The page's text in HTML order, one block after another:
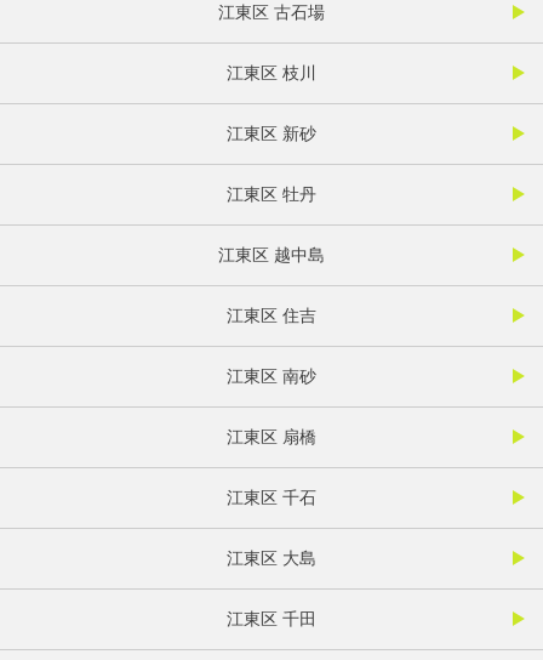
江東区 古石場
江東区 枝川
江東区 新砂
江東区 牡丹
江東区 越中島
江東区 住吉
江東区 南砂
江東区 扇橋
江東区 千石
江東区 大島
江東区 千田